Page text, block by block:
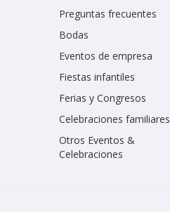
Preguntas frecuentes
Bodas
Eventos de empresa
Fiestas infantiles
Ferias y Congresos
Celebraciones familiares
Otros Eventos &
Celebraciones